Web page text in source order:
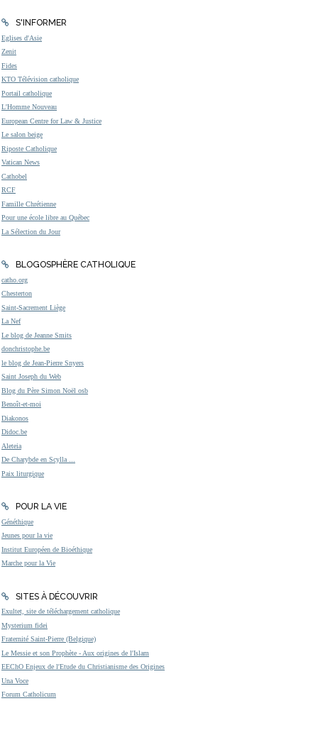
S'INFORMER
Eglises d'Asie
Zenit
Fides
KTO Télévision catholique
Portail catholique
L'Homme Nouveau
European Centre for Law & Justice
Le salon beige
Riposte Catholique
Vatican News
Cathobel
RCF
Famille Chrétienne
Pour une école libre au Québec
La Sélection du Jour
BLOGOSPHÈRE CATHOLIQUE
catho.org
Chesterton
Saint-Sacrement Liège
La Nef
Le blog de Jeanne Smits
donchristophe.be
le blog de Jean-Pierre Snyers
Saint Joseph du Web
Blog du Père Simon Noël osb
Benoît-et-moi
Diakonos
Didoc.be
Aleteia
De Charybde en Scylla ...
Paix liturgique
POUR LA VIE
Généthique
Jeunes pour la vie
Institut Européen de Bioéthique
Marche pour la Vie
SITES À DÉCOUVRIR
Exultet, site de téléchargement catholique
Mysterium fidei
Fraternité Saint-Pierre (Belgique)
Le Messie et son Prophète - Aux origines de l'Islam
EEChO Enjeux de l'Etude du Christianisme des Origines
Una Voce
Forum Catholicum